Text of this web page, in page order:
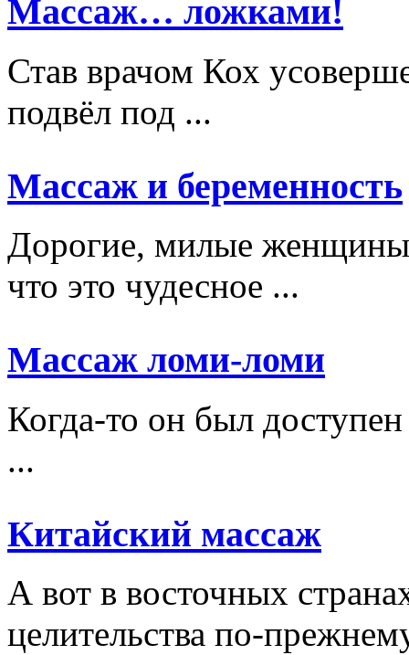
Массаж… ложками!
Став врачом Кох
подвёл под ...
Массаж и беременность
Дорогие, милые женщины,
что это чудесное ...
Массаж ломи-ломи
Когда-то он был
...
Китайский массаж
А вот в восточных
целительства по-